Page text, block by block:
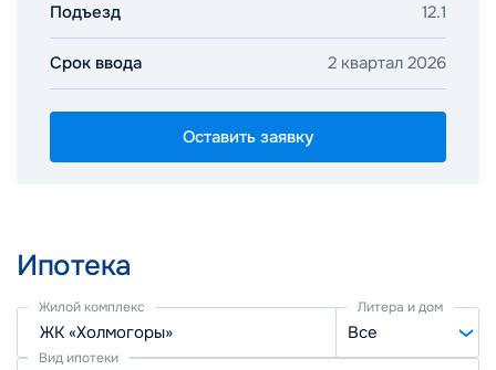
Подъезд 12.1
Срок ввода 2 квартал 2026
Оставить заявку
Ипотека
Жилой комплекс
ЖК «Холмогоры»
Литера и дом
Все
Вид ипотеки